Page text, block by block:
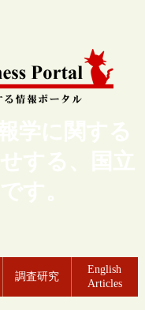
学に関する
する、国立
す。
調査研究
English
Articles